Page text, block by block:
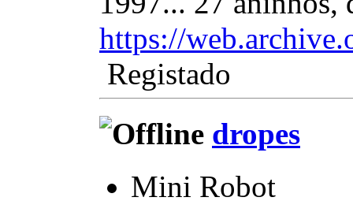
https://
Registado
dropes
Mini Robot